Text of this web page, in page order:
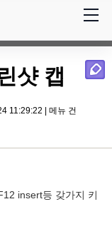
샷 캡
11:29:22 | 메뉴 건
insert등 갖가지 키